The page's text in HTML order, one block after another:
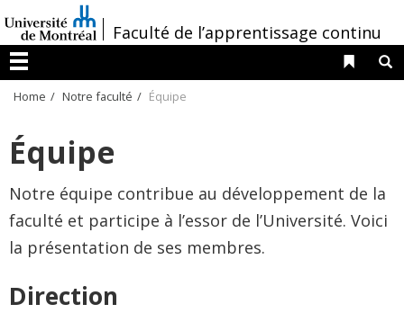
au
contenu
/Faculté de l’apprentissage continu
Menu
Liens
Home Notre faculté Équipe
Équipe
Notre équipe contribue au développement de la
faculté et participe à l’essor de l’Université. Voici
la présentation de ses membres.
Direction